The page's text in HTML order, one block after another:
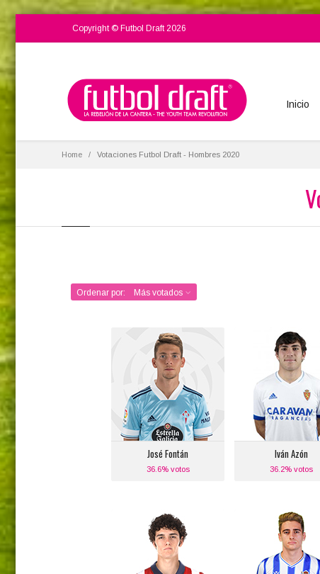
Copyright © Futbol Draft 2026
Inicio
Home Votaciones Futbol Draft - Hombres 2020
Ordenar por: Más votados
José Fontán
36.6% votos
José Fontán
Posición:
Defensa Central
Izquierdo
Equipo actual:
Celta de Vigo
Iván Azón
36.2% votos
Iván Azón
Posición:
Delantero Centro
Equipo actual:
Real Zaragoza
Sergio Camello
Posición:
Delantero Centro
Robert Navarro
Posición:
Media Punta